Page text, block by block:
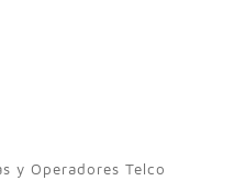
y Operadores Telco